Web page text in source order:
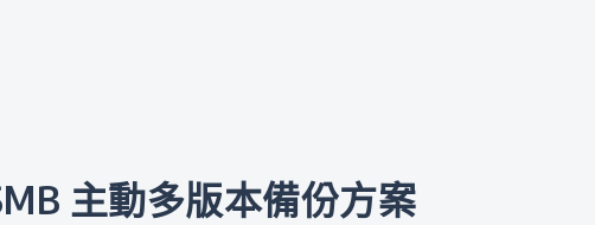
SMB 主動多版本備份方案